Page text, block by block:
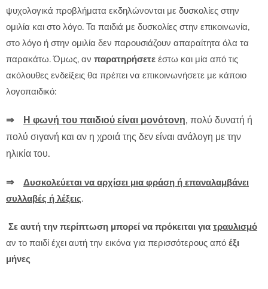
ψυχολογικά προβλήματα εκδηλώνονται με δυσκολίες στην
ομιλία και στο λόγο. Τα παιδιά με δυσκολίες στην επικοινωνία,
στο λόγο ή στην ομιλία δεν παρουσιάζουν απαραίτητα όλα τα
παρακάτω. Όμως, αν παρατηρήσετε έστω και μία από τις
ακόλουθες ενδείξεις θα πρέπει να επικοινωνήσετε με κάποιο
λογοπαιδικό:
⇒ Η φωνή του παιδιού είναι μονότονη, πολύ δυνατή ή
πολύ σιγανή και αν η χροιά της δεν είναι ανάλογη με την
ηλικία του.
⇒ Δυσκολεύεται να αρχίσει μια φράση ή επαναλαμβάνει
συλλαβές ή λέξεις.
Σε αυτή την περίπτωση μπορεί να πρόκειται για τραυλισμό
αν το παιδί έχει αυτή την εικόνα για περισσότερους από έξι
μήνες